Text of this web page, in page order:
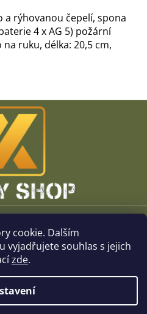
cookie. Dalším
vyjadřujete souhlas s jejich
zde.
a rýhovanou čepelí, spona
4xAG 5) požární
na ruku, délka: 20,5 cm,